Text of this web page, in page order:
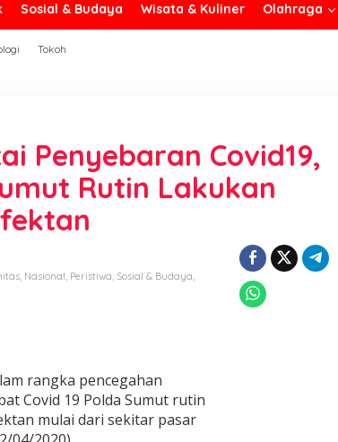
Sosial & Budaya Wisata & Kuliner Olahraga
Tokoh
Penyebaran Covid19,
Rutin Lakukan
, Nasional, Peristiwa, Sosial & Budaya,
rangka pencegahan
Covid 19 Polda Sumut rutin
mulai dari sekitar pasar